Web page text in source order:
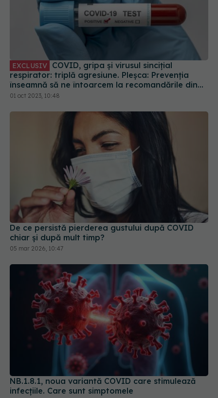
EXCLUSIV
respirator: triplă agresiune. Pleșca: Prevenția
înseamnă să ne întoarcem la recomandările din
timpul pandemiei!
01 oct 2023, 10:48
De ce persistă pierderea gustului după COVID
chiar și după mult timp?
05 mar 2026, 10:47
NB.1.8.1, noua variantă COVID care stimulează
infecțiile. Care sunt simptomele